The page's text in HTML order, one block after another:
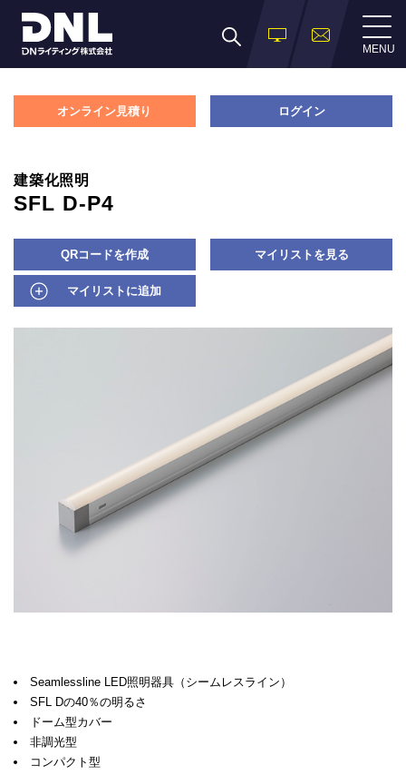
MENU
オンライン見積り ログイン
建築化照明
SFL D-P4
QRコードを作成 マイリストを見る
マイリストに追加
Seamlessline LED照明器具（シームレスライン）
SFL Dの40％の明るさ
ドーム型カバー
非調光型
コンパクト型